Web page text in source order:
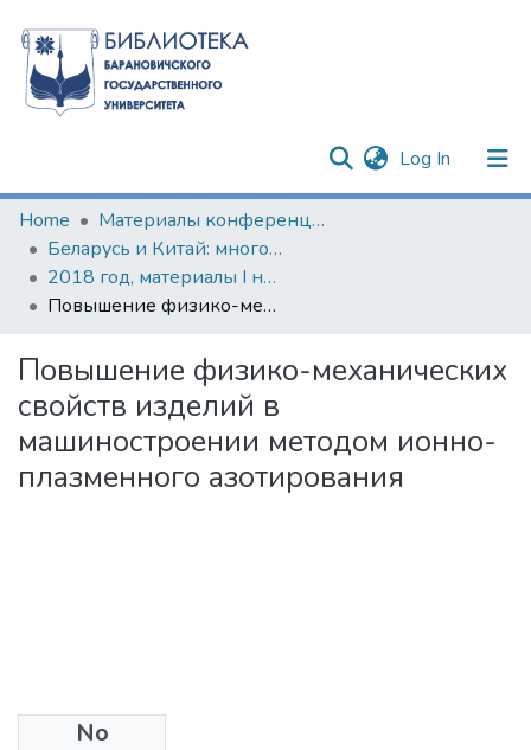
Log In (current)
Communities & Collections
All of DSpace
Statistics
Home
Материалы конференций и семинаров
Беларусь и Китай: многовекторность сотрудничества
2018 год, материалы I научно-практического круглого стола по изучению китайского языка и культуры
Повышение физико-механических свойств изделий в машиностроении методом ионно-плазменного азотирования
Повышение физико-механических
свойств изделий в
машиностроении методом ионно-
плазменного азотирования
No